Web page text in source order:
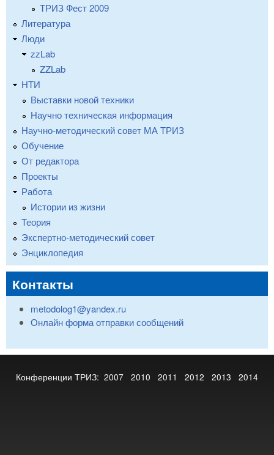
ТРИЗ Фест 2009
Литература
Люди
zzLab
ZZLab
НТИ
Выставки новой техники
Научно техническая информация
Научно-методический совет МА ТРИЗ
Обучение
От редактора
Проекты
Работа
Истории из жизни
Теория
Экспертно-методический совет
Энциклопедия
Контакты
metodolog1@yandex.ru
Онлайн форма отправки сообщений
Конференции ТРИЗ: 2007 2010 2011 2012 2013 2014